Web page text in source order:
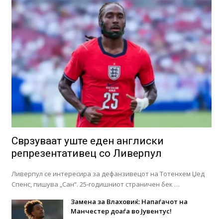
Сврзуваат уште еден англиски
репрезентативец со Ливерпул
Ливерпул се интересира за дефанзивецот на Тотенхем Џед
Спенс, пишува „Сан“. 25-годишниот страничен бек …
Замена за Влаховиќ: Напаѓачот на
Манчестер доаѓа во Јувентус!